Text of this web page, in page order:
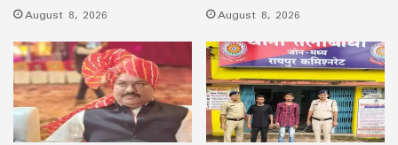
August 8, 2026 August 8, 2026